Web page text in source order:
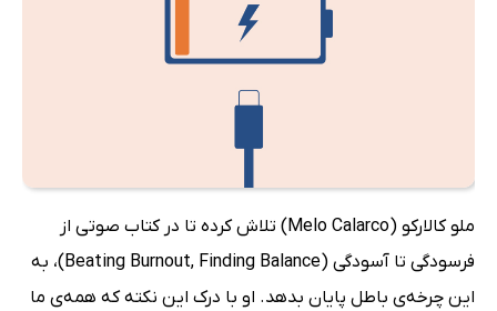
ملو کالارکو (Melo Calarco) تلاش کرده تا در کتاب صوتی از
فرسودگی تا آسودگی (Beating Burnout, Finding Balance)، به
این چرخه‌ی باطل پایان بدهد. او با درک این نکته که همه‌ی ما